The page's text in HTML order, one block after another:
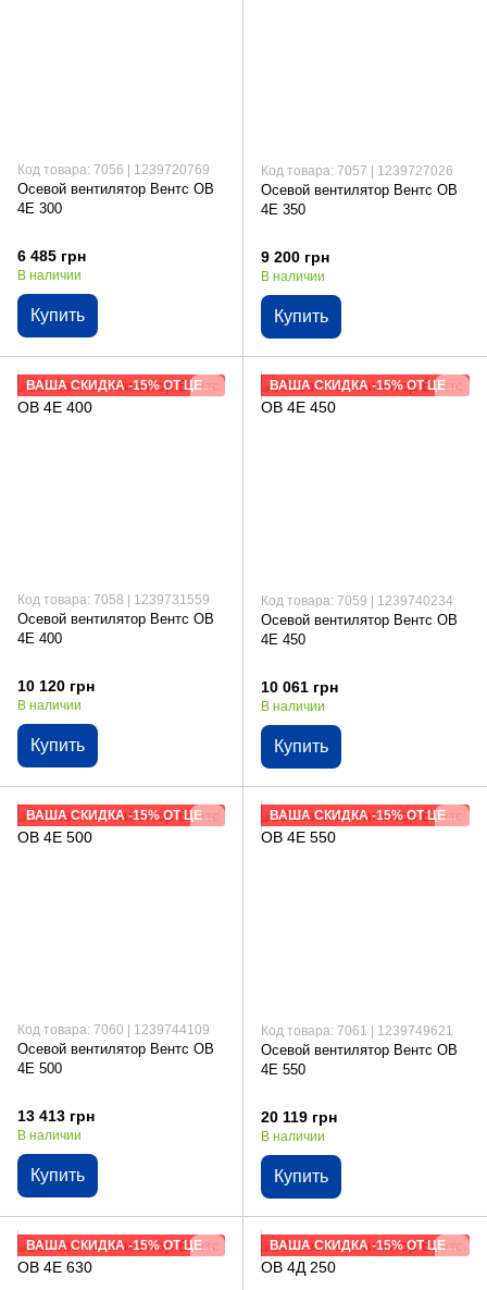
Код товара: 7056 | 1239720769
Осевой вентилятор Вентс ОВ
4Е 300
6 485 грн
В наличии
Купить
Код товара: 7057 | 1239727026
Осевой вентилятор Вентс ОВ
4Е 350
9 200 грн
В наличии
Купить
Код товара: 7058 | 1239731559
Осевой вентилятор Вентс ОВ
4Е 400
10 120 грн
В наличии
Купить
Код товара: 7059 | 1239740234
Осевой вентилятор Вентс ОВ
4Е 450
10 061 грн
В наличии
Купить
Код товара: 7060 | 1239744109
Осевой вентилятор Вентс ОВ
4Е 500
13 413 грн
В наличии
Купить
Код товара: 7061 | 1239749621
Осевой вентилятор Вентс ОВ
4Е 550
20 119 грн
В наличии
Купить